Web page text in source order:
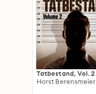
Tatbestand, Vol. 2
Horst Berensmeier